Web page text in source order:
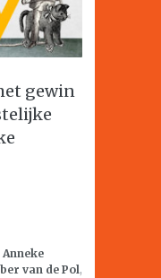
gewin
Anneke
van de Pol,